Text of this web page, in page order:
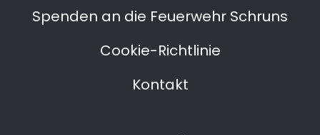
Spenden an die Feuerwehr Schruns
Cookie-Richtlinie
Kontakt